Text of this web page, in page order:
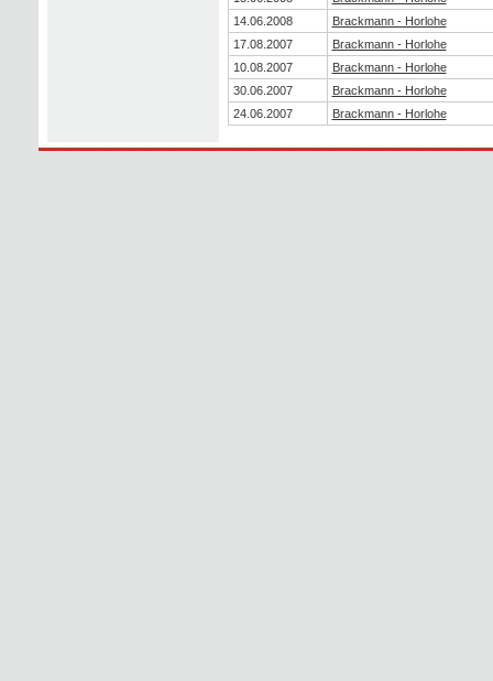
14.06.2008
Brackmann - Horlohe
17.08.2007
Brackmann - Horlohe
10.08.2007
Brackmann - Horlohe
30.06.2007
Brackmann - Horlohe
24.06.2007
Brackmann - Horlohe